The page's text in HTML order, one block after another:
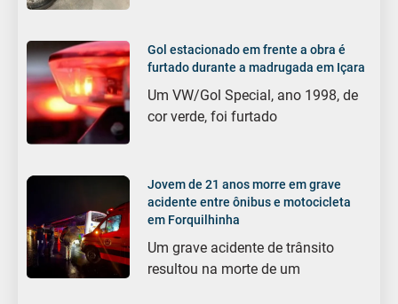
Gol estacionado em frente a obra é
furtado durante a madrugada em Içara
Um VW/Gol Special, ano 1998, de
cor verde, foi furtado
Jovem de 21 anos morre em grave
acidente entre ônibus e motocicleta
em Forquilhinha
Um grave acidente de trânsito
resultou na morte de um